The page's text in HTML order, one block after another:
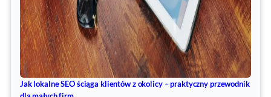
Jak lokalne SEO ściąga klientów z okolicy – praktyczny przewodnik